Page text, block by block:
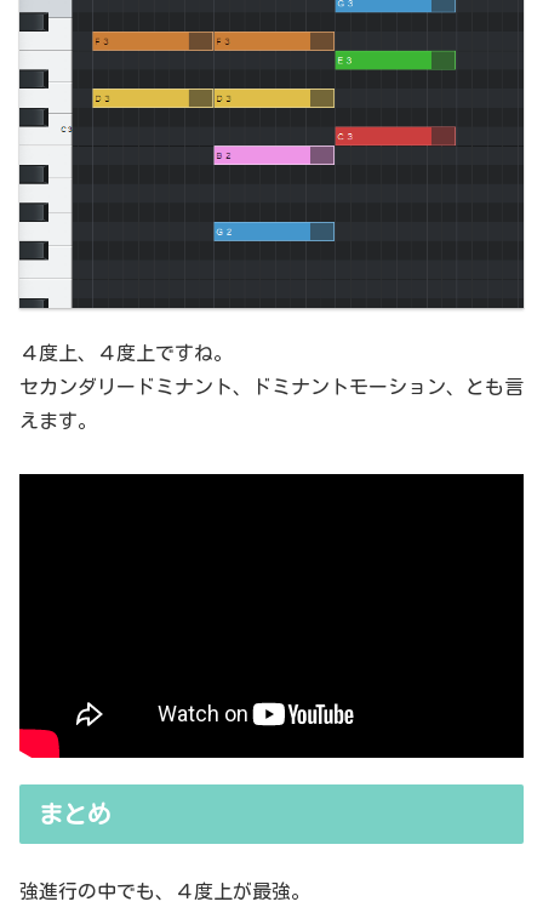
４度上、４度上ですね。
セカンダリードミナント、ドミナントモーション、とも言
えます。
まとめ
強進行の中でも、４度上が最強。